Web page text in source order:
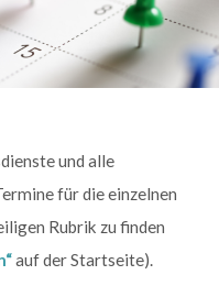
und alle
für die einzelnen
Rubrik zu finden
auf der Startseite).